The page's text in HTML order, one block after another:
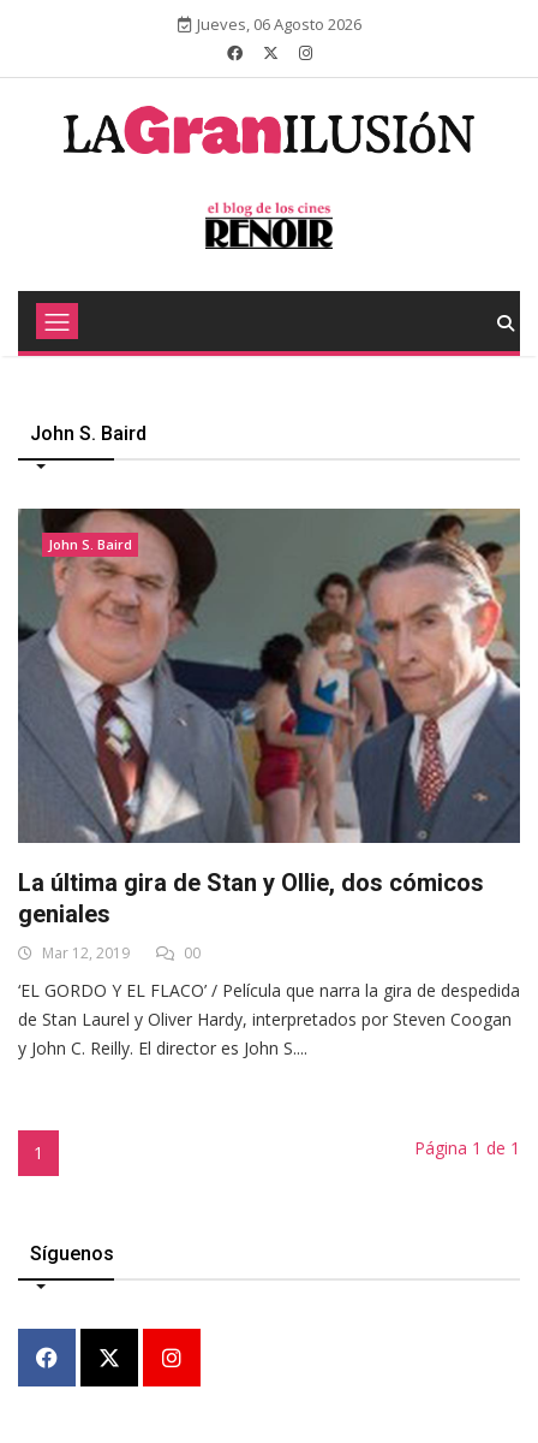
Jueves, 06 Agosto 2026
John S. Baird
John S. Baird
La última gira de Stan y Ollie, dos cómicos
geniales
Mar 12, 2019 00
‘EL GORDO Y EL FLACO’ / Película que narra la gira de despedida
de Stan Laurel y Oliver Hardy, interpretados por Steven Coogan
y John C. Reilly. El director es John S....
1 Página 1 de 1
Síguenos